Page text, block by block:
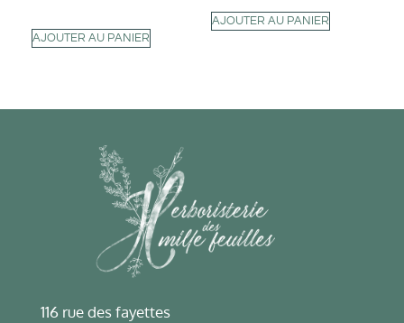
AJOUTER AU PANIER
AJOUTER AU PANIER
116 rue des fayettes